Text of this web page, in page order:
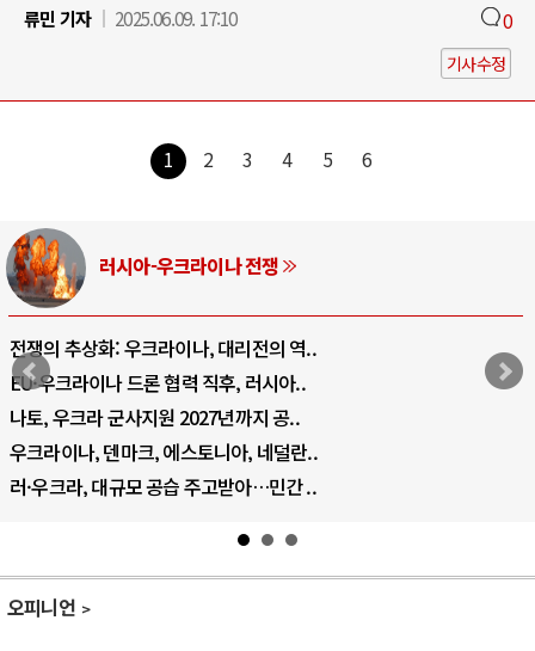
류민 기자
2025.06.09. 17:10 0
기사수정
1 2 3 4 5 6
중동 위기
호르무즈 갈등 격화, 트럼프 정치·경제 ..
호르무즈 해협 통행료를 철회한 트럼프
이란, 호르무즈 해협 봉쇄 선택한 배경
트럼프, 이란 압박수단 한계 직면
하마스, 가자 통치권 이양으로 휴전 의지..
오피니언